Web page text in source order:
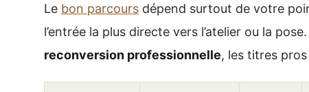
Le bon parcours dépend surtout de votre
l’entrée la plus directe vers l’atelier ou la
reconversion professionnelle, les titres pros